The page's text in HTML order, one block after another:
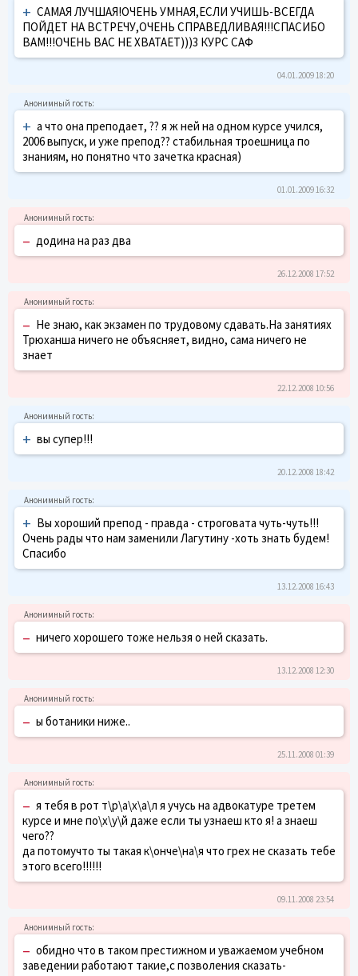
+ САМАЯ ЛУЧШАЯ!ОЧЕНЬ УМНАЯ,ЕСЛИ УЧИШЬ-ВСЕГДА
ПОЙДЕТ НА ВСТРЕЧУ,ОЧЕНЬ СПРАВЕДЛИВАЯ!!!СПАСИБО
ВАМ!!!ОЧЕНЬ ВАС НЕ ХВАТАЕТ)))3 КУРС САФ
04.01.2009 18:20
+ а что она преподает, ?? я ж ней на одном курсе учился,
2006 выпуск, и уже препод?? стабильная троешница по
знаниям, но понятно что зачетка красная)
01.01.2009 16:32
– додина на раз два
26.12.2008 17:52
– Не знаю, как экзамен по трудовому сдавать.На занятиях
Трюханша ничего не объясняет, видно, сама ничего не
знает
22.12.2008 10:56
+ вы супер!!!
20.12.2008 18:42
+ Вы хороший препод - правда - строговата чуть-чуть!!!
Очень рады что нам заменили Лагутину -хоть знать будем!
Спасибо
13.12.2008 16:43
– ничего хорошего тоже нельзя о ней сказать.
13.12.2008 12:30
– ы ботаники ниже..
25.11.2008 01:39
– я тебя в рот т\р\а\х\а\л я учусь на адвокатуре третем
курсе и мне по\х\у\й даже если ты узнаеш кто я! а знаеш
чего??
да потомучто ты такая к\онче\на\я что грех не сказать тебе
этого всего!!!!!!
09.11.2008 23:54
– обидно что в таком престижном и уважаемом учебном
заведении работают такие,с позволения сказать-